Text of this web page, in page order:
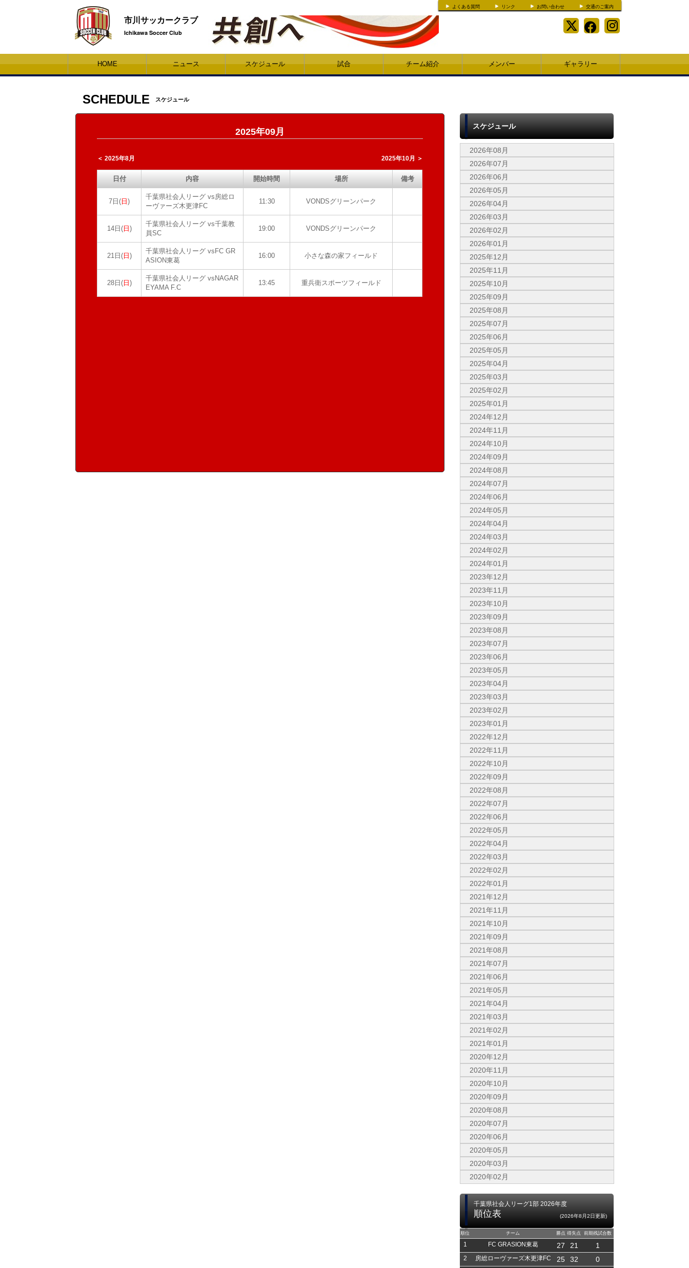
よくある質問 リンク お問い合わせ 交通のご案内
市川サッカークラブ
Ichikawa Soccer Club
HOME ニュース スケジュール 試合 チーム紹介 メンバー ギャラリー
SCHEDULE スケジュール
2025年09月
＜ 2025年8月 2025年10月 ＞
日付 内容 開始時間 場所 備考
7日( 日)
千葉県社会人リーグ vs房総ロ
ーヴァーズ木更津FC
11:30 VONDSグリーンパーク
14日(日 )
千葉県社会人リーグ vs千葉教
員SC
19:00 VONDSグリーンパーク
21日(日 )
千葉県社会人リーグ vsFC GR
ASION東葛
16:00 小さな森の家フィールド
28日(日 )
千葉県社会人リーグ vsNAGAR
EYAMA F.C
13:45 重兵衛スポーツフィールド
スケジュール
2026年08月
2026年07月
2026年06月
2026年05月
2026年04月
2026年03月
2026年02月
2026年01月
2025年12月
2025年11月
2025年10月
2025年09月
2025年08月
2025年07月
2025年06月
2025年05月
2025年04月
2025年03月
2025年02月
2025年01月
2024年12月
2024年11月
2024年10月
2024年09月
2024年08月
2024年07月
2024年06月
2024年05月
2024年04月
2024年03月
2024年02月
2024年01月
2023年12月
2023年11月
2023年10月
2023年09月
2023年08月
2023年07月
2023年06月
2023年05月
2023年04月
2023年03月
2023年02月
2023年01月
2022年12月
2022年11月
2022年10月
2022年09月
2022年08月
2022年07月
2022年06月
2022年05月
2022年04月
2022年03月
2022年02月
2022年01月
2021年12月
2021年11月
2021年10月
2021年09月
2021年08月
2021年07月
2021年06月
2021年05月
2021年04月
2021年03月
2021年02月
2021年01月
2020年12月
2020年11月
2020年10月
2020年09月
2020年08月
2020年07月
2020年06月
2020年05月
2020年03月
2020年02月
千葉県社会人リーグ1部 2026年度
順位表 (2026年8月2日更新)
順位 チーム 勝点 得失点 前期残試合数
1 FC GRASION東葛 27 21 1
2 房総ローヴァーズ木更津FC 25 32 0